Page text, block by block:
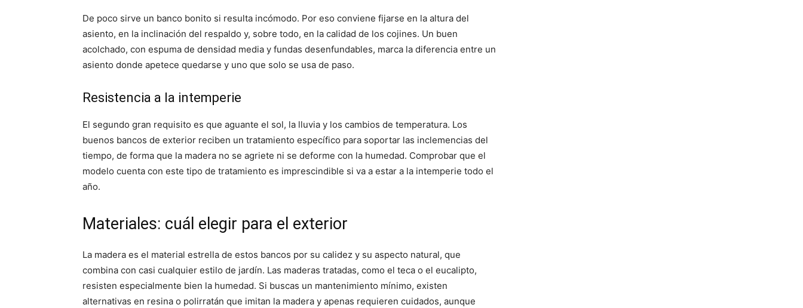
De poco sirve un banco bonito si resulta incómodo. Por eso conviene fijarse en la altura del
asiento, en la inclinación del respaldo y, sobre todo, en la calidad de los cojines. Un buen
acolchado, con espuma de densidad media y fundas desenfundables, marca la diferencia entre un
asiento donde apetece quedarse y uno que solo se usa de paso.
Resistencia a la intemperie
El segundo gran requisito es que aguante el sol, la lluvia y los cambios de temperatura. Los
buenos bancos de exterior reciben un tratamiento específico para soportar las inclemencias del
tiempo, de forma que la madera no se agriete ni se deforme con la humedad. Comprobar que el
modelo cuenta con este tipo de tratamiento es imprescindible si va a estar a la intemperie todo el
año.
Materiales: cuál elegir para el exterior
La madera es el material estrella de estos bancos por su calidez y su aspecto natural, que
combina con casi cualquier estilo de jardín. Las maderas tratadas, como el teca o el eucalipto,
resisten especialmente bien la humedad. Si buscas un mantenimiento mínimo, existen
alternativas en resina o polirratán que imitan la madera y apenas requieren cuidados, aunque